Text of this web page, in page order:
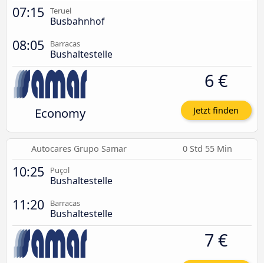
07:15 Teruel
Busbahnhof
08:05 Barracas
Bushaltestelle
Economy
6 €
Jetzt finden
Autocares Grupo Samar 0 Std 55 Min
10:25 Puçol
Bushaltestelle
11:20 Barracas
Bushaltestelle
7 €